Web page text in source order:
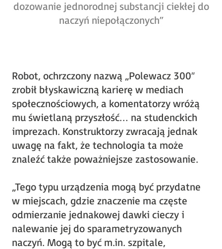
dozowanie jednorodnej substancji ciekłej do
naczyń niepołączonych”
Robot, ochrzczony nazwą „Polewacz 300″
zrobił błyskawiczną karierę w mediach
społecznościowych, a komentatorzy wróżą
mu świetlaną przyszłość… na studenckich
imprezach. Konstruktorzy zwracają jednak
uwagę na fakt, że technologia ta może
znaleźć także poważniejsze zastosowanie.
„Tego typu urządzenia mogą być przydatne
w miejscach, gdzie znaczenie ma częste
odmierzanie jednakowej dawki cieczy i
nalewanie jej do sparametryzowanych
naczyń. Mogą to być m.in. szpitale,